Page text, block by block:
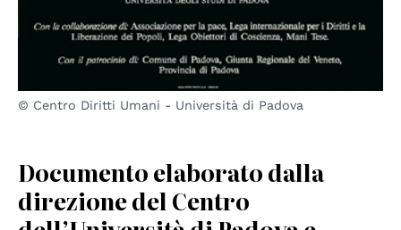
© Centro Diritti Umani - Università di Padova
Documento elaborato dalla
direzione del Centro